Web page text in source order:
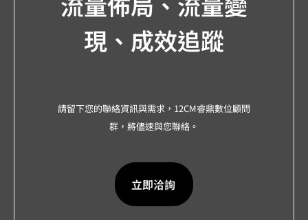
現、成效追蹤
請留下您的聯絡資訊與需求，12CM睿鼎數位顧問
群，將儘速與您聯絡。
立即洽詢